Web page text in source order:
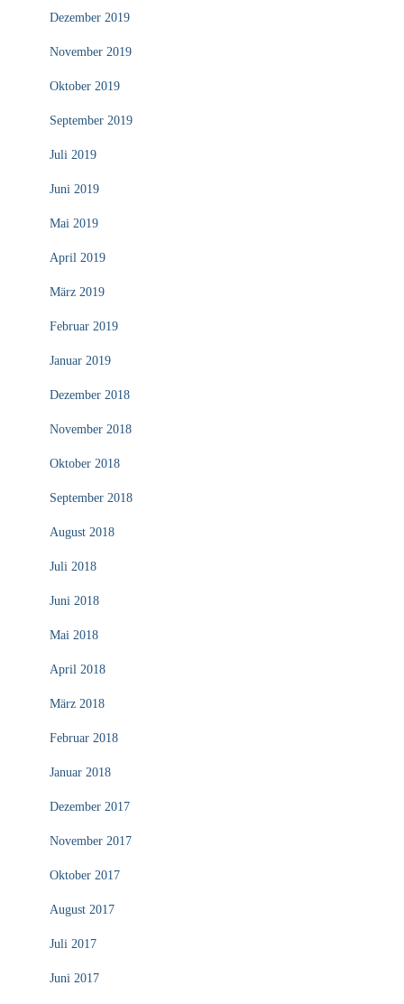
Dezember 2019
November 2019
Oktober 2019
September 2019
Juli 2019
Juni 2019
Mai 2019
April 2019
März 2019
Februar 2019
Januar 2019
Dezember 2018
November 2018
Oktober 2018
September 2018
August 2018
Juli 2018
Juni 2018
Mai 2018
April 2018
März 2018
Februar 2018
Januar 2018
Dezember 2017
November 2017
Oktober 2017
August 2017
Juli 2017
Juni 2017